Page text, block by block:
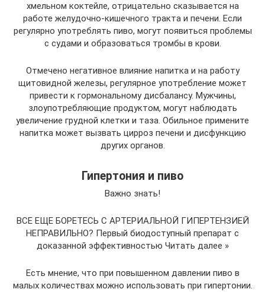
хмельном коктейле, отрицательно сказывается на
работе желудочно-кишечного тракта и печени. Если
регулярно употреблять пиво, могут появиться проблемы
с судами и образоваться тромбы в крови.
Отмечено негативное влияние напитка и на работу
щитовидной железы, регулярное употребление может
привести к гормональному дисбалансу. Мужчины,
злоупотребляющие продуктом, могут наблюдать
увеличение грудной клетки и таза. Обильное примените
напитка может вызвать цирроз печени и дисфункцию
других органов.
Гипертония и пиво
Важно знать!
ВСЕ ЕЩЕ БОРЕТЕСЬ С АРТЕРИАЛЬНОЙ ГИПЕРТЕНЗИЕЙ
НЕПРАВИЛЬНО? Первый биодоступный препарат с
доказанной эффективностью Читать далее »
Есть мнение, что при повышенном давлении пиво в
малых количествах можно использовать при гипертонии.